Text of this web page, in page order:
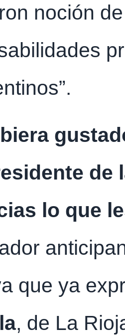
noción
de
lo que
que ya
, de La